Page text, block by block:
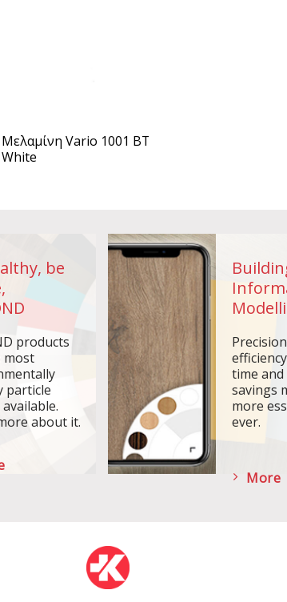
Μελαμίνη Vario 1001 BT
White
be
products
most
particle
about it.
time and
savings
more
ever.
More